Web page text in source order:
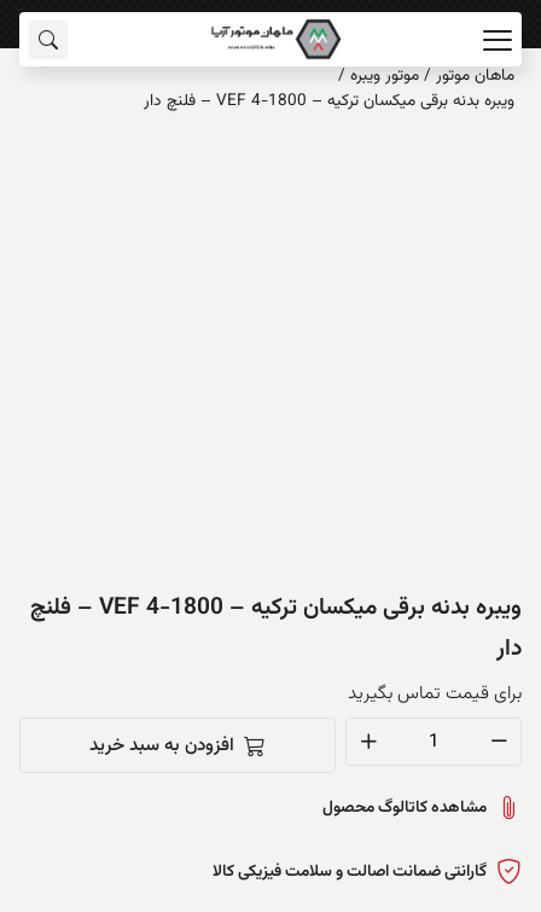
ماهان‌ موتور /موتور ویبره/
ویبره بدنه برقی میکسان ترکیه – VEF 4-1800 – فلنچ دار
ویبره بدنه برقی میکسان ترکیه – VEF 4-1800 – فلنچ
دار
برای قیمت تماس بگیرید
برقی
ترکیه
افزودن به سبد خرید
مشاهده کاتالوگ محصول
گارانتی ضمانت اصالت و سلامت فیزیکی کالا